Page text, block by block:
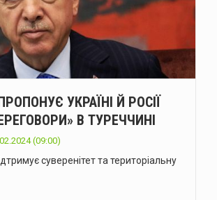
УКРАЇНІ Й РОСІЇ
В ТУРЕЧЧИНІ
(09:00)
суверенітет та територіальну